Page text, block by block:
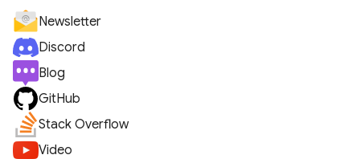
Newsletter
Discord
Blog
GitHub
Stack Overflow
Video